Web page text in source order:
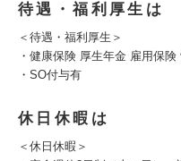
待遇・福利厚生は
＜待遇・福利厚生＞
・健康保険 厚生年金 雇用保険
・SO付与有
休日休暇は
＜休日休暇＞